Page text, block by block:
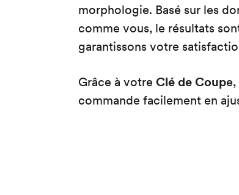
morphologie. Basé sur les
comme vous, le résultats
garantissons votre
Grâce à votre Clé de Coup
commande facilement en